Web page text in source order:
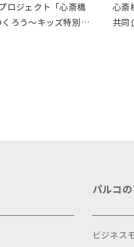
ロジェクト「心斎橋
ろう～キッズ特別体
心斎
共同
パルコ
ビジネス